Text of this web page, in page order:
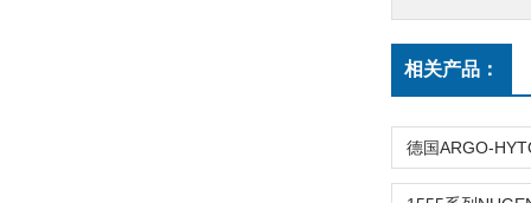
相关产品：